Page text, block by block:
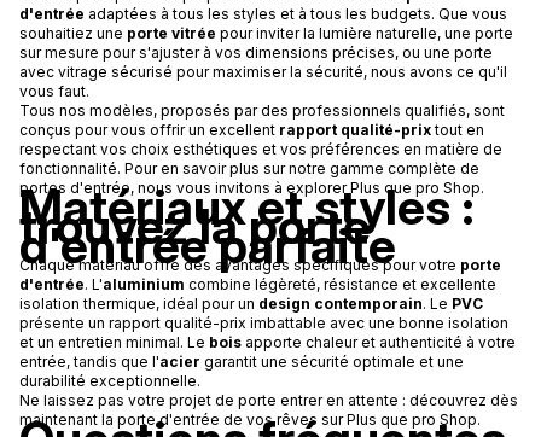
d'entrée adaptées à tous les styles et à tous les budgets. Que vous
souhaitiez une porte vitrée pour inviter la lumière naturelle, une porte
sur mesure pour s'ajuster à vos dimensions précises, ou une porte
avec vitrage sécurisé pour maximiser la sécurité, nous avons ce qu'il
vous faut.
Tous nos modèles, proposés par des professionnels qualifiés, sont
conçus pour vous offrir un excellent rapport qualité-prixtout en
respectant vos choix esthétiques et vos préférences en matière de
fonctionnalité. Pour en savoir plus sur notre gamme complète de
portes d'entrée, nous vous invitons à explorer Plus que pro Shop.
Matériaux et styles :
trouvez la porte
d'entrée parfaite
Chaque matériau offre des avantages spécifiques pour votre porte
d'entrée. L'aluminium combine légèreté, résistance et excellente
isolation thermique, idéal pour un design contemporain. Le PVC
présente un rapport qualité-prix imbattable avec une bonne isolation
et un entretien minimal. Le bois apporte chaleur et authenticité à votre
entrée, tandis que l'acier garantit une sécurité optimale et une
durabilité exceptionnelle.
Ne laissez pas votre projet de porte entrer en attente : découvrez dès
maintenant la porte d'entrée de vos rêves sur Plus que pro Shop.